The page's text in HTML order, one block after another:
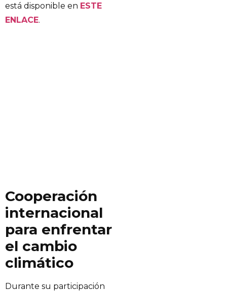
está disponible en ESTE
ENLACE.
Cooperación
internacional
para enfrentar
el cambio
climático
Durante su participación